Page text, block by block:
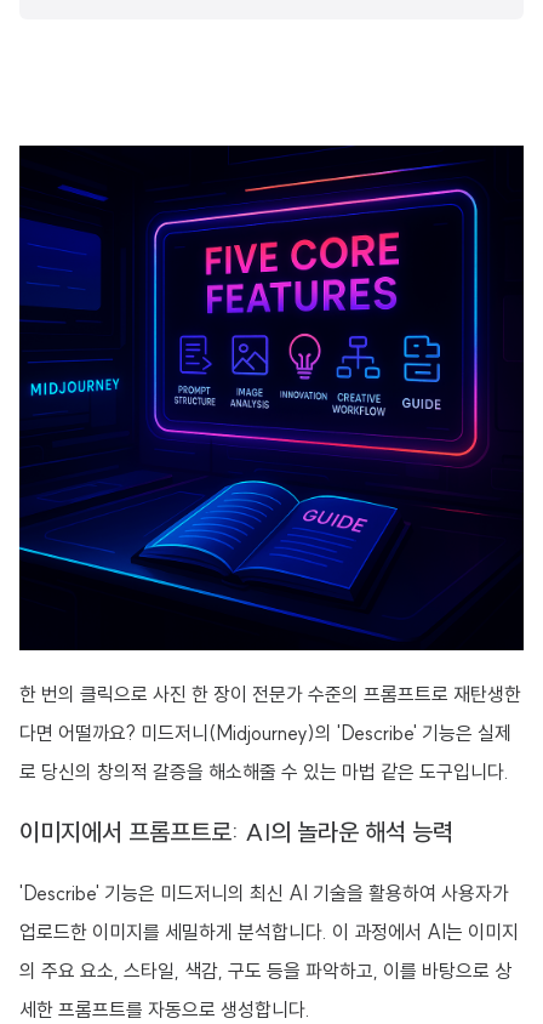
한 번의 클릭으로 사진 한 장이 전문가 수준의 프롬프트로 재탄생한
다면 어떨까요? 미드저니(Midjourney)의 'Describe' 기능은 실제
로 당신의 창의적 갈증을 해소해줄 수 있는 마법 같은 도구입니다.
이미지에서 프롬프트로: AI의 놀라운 해석 능력
'Describe' 기능은 미드저니의 최신 AI 기술을 활용하여 사용자가
업로드한 이미지를 세밀하게 분석합니다. 이 과정에서 AI는 이미지
의 주요 요소, 스타일, 색감, 구도 등을 파악하고, 이를 바탕으로 상
세한 프롬프트를 자동으로 생성합니다.